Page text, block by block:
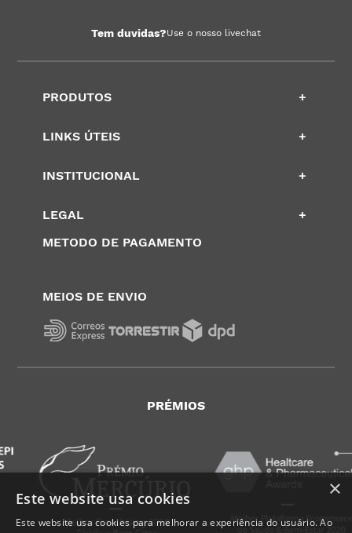
Tem duvidas?Use o nosso livechat
PRODUTOS +
LINKS ÚTEIS +
INSTITUCIONAL +
LEGAL
+
METODO DE PAGAMENTO
MEIOS DE ENVIO
PRÉMIOS
×
Este website usa cookies
Este website usa cookies para melhorar a experiência do usuário. Ao